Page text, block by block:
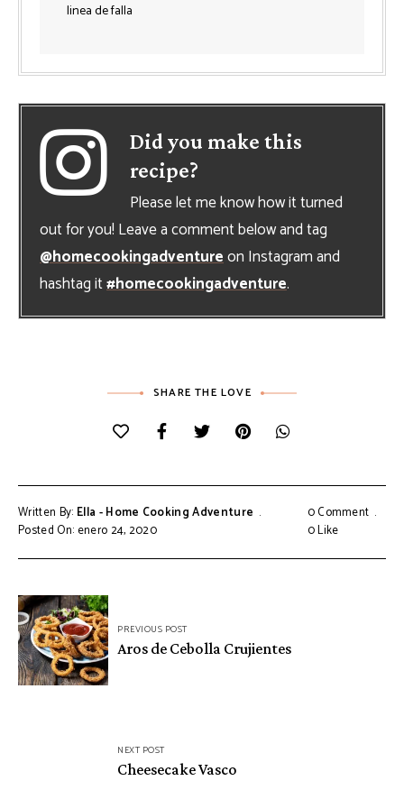
linea de falla
Did you make this
recipe?
Please let me know how it turned
out for you! Leave a comment below and tag
@homecookingadventureon Instagram and
hashtag it#homecookingadventure.
SHARE THE LOVE
Written By: Ella - Home Cooking Adventure
Posted On: enero 24, 2020
0 Comment
0Like
Navegación
de
entradas
PREVIOUS POST
Aros de Cebolla Crujientes
NEXT POST
Cheesecake Vasco